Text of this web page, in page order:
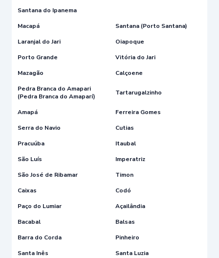
Santana do Ipanema
Macapá
Santana (Porto Santana)
Laranjal do Jari
Oiapoque
Porto Grande
Vitória do Jari
Mazagão
Calçoene
Pedra Branca do Amapari
(Pedra Branca do Amaparí)
Tartarugalzinho
Amapá
Ferreira Gomes
Serra do Navio
Cutias
Pracuúba
Itaubal
São Luís
Imperatriz
São José de Ribamar
Timon
Caixas
Codó
Paço do Lumiar
Açailândia
Bacabal
Balsas
Barra do Corda
Pinheiro
Santa Inês
Santa Luzia